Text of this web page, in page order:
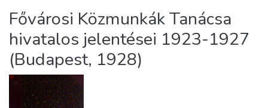
About us
Fővárosi Közmunkák Tanácsa
hivatalos jelentései 1923-1927
(Budapest, 1928)